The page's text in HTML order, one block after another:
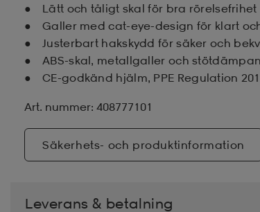
Lätt och tåligt skal för bra rörelsefrihet
Galler med cat-eye-design för klart
Justerbart hakskydd för säker och
ABS-skal, metallgaller och
CE-godkänd hjälm, PPE Regulation
Art. nummer: 408777101
Säkerhets- och produktinformation
Leverans & betalning